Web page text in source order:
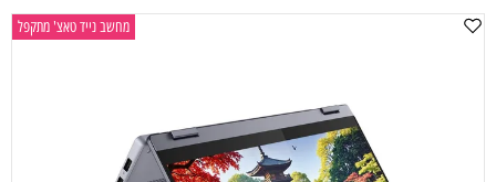
מחשב נייד טאצ' מתקפל